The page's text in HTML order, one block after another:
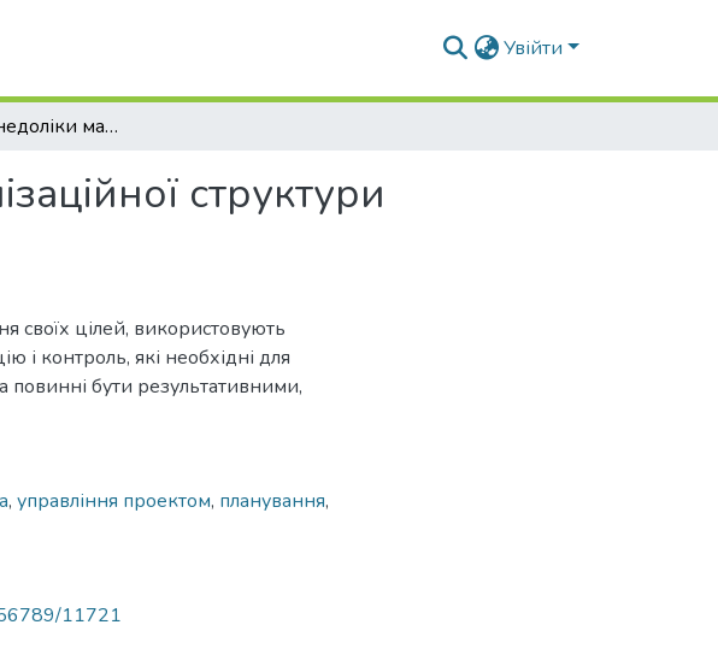
Увійти
Переваги та недоліки матричної організаційної структури управління проектом
структури
своїх цілей, використовують
і контроль, які необхідні для
повинні бути результативними,
, управління проектом, планування,
11721